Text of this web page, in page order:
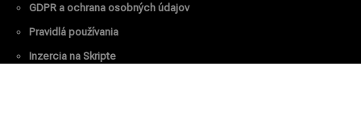
GDPR a ochrana osobných údajov
Pravidlá používania
Inzercia na Skripte